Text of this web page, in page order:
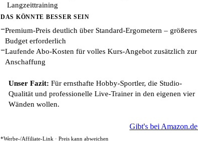
Langzeittraining
DAS KÖNNTE BESSER SEIN
−Premium-Preis deutlich über Standard-Ergometern – größeres
Budget erforderlich
−Laufende Abo-Kosten für volles Kurs-Angebot zusätzlich zur
Anschaffung
Unser Fazit: Für ernsthafte Hobby-Sportler, die Studio-
Qualität und professionelle Live-Trainer in den eigenen vier
Wänden wollen.
Gibt's bei Amazon.de
*Werbe-/Affiliate-Link · Preis kann abweichen